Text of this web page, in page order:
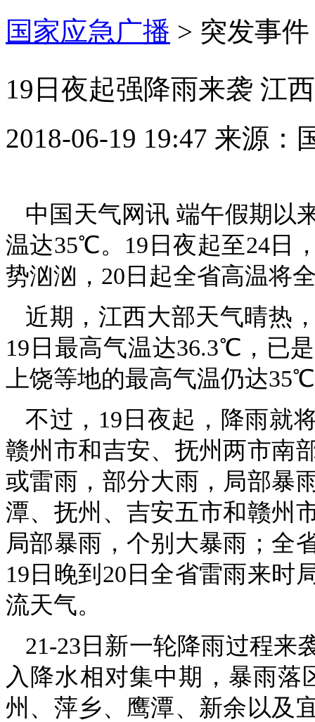
国家应急广播 > 突发事件
19日夜起强降雨来袭 江
2018-06-19 19:47 来源：
中国天气网讯 端午假期以
温达35℃。19日夜起至24日
势汹汹，20日起全省高温将
近期，江西大部天气晴热
19日最高气温达36.3℃，已
上饶等地的最高气温仍达
不过，19日夜起，降雨就
赣州市和吉安、抚州两市南
或雷雨，部分大雨，局部暴
潭、抚州、吉安五市和赣州
局部暴雨，个别大暴雨；全
19日晚到20日全省雷雨来时
流天气。
21-23日新一轮降雨过程来
入降水相对集中期，暴雨落
州、萍乡、鹰潭、新余以及